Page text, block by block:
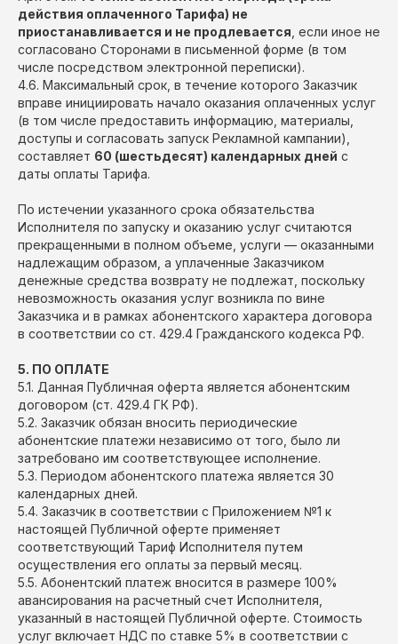
действия оплаченного Тарифа) не
приостанавливается и не продлевается , если иное не
согласовано Сторонами в письменной форме (в том
числе посредством электронной переписки).
4.6. Максимальный срок, в течение которого Заказчик
вправе инициировать начало оказания оплаченных услуг
(в том числе предоставить информацию, материалы,
доступы и согласовать запуск Рекламной кампании),
составляет 60 (шестьдесят) календарных дней с
даты оплаты Тарифа.
По истечении указанного срока обязательства
Исполнителя по запуску и оказанию услуг считаются
прекращенными в полном объеме, услуги — оказанными
надлежащим образом, а уплаченные Заказчиком
денежные средства возврату не подлежат, поскольку
невозможность оказания услуг возникла по вине
Заказчика и в рамках абонентского характера договора
в соответствии со ст. 429.4 Гражданского кодекса РФ.
5. ПО ОПЛАТЕ
5.1. Данная Публичная оферта является абонентским
договором (ст. 429.4 ГК РФ).
5.2. Заказчик обязан вносить периодические
абонентские платежи независимо от того, было ли
затребовано им соответствующее исполнение.
5.3. Периодом абонентского платежа является 30
календарных дней.
5.4. Заказчик в соответствии с Приложением №1 к
настоящей Публичной оферте применяет
соответствующий Тариф Исполнителя путем
осуществления его оплаты за первый месяц.
5.5. Абонентский платеж вносится в размере 100%
авансирования на расчетный счет Исполнителя,
указанный в настоящей Публичной оферте. Стоимость
услуг включает НДС по ставке 5% в соответствии с